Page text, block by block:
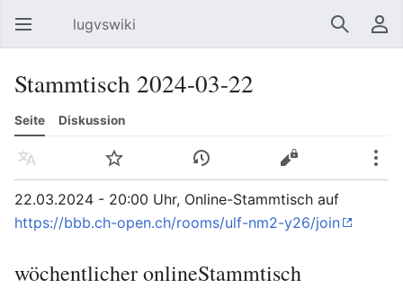
Hauptmenü öffnen lugvswiki SuchenBenutzermenü
Stammtisch 2024-03-22
Seite Diskussion
Sprache Beobachten Versionsgeschichte Bearbeiten
22.03.2024 - 20:00 Uhr, Online-Stammtisch auf
https://bbb.ch-open.ch/rooms/ulf-nm2-y26/join
wöchentlicher onlineStammtisch